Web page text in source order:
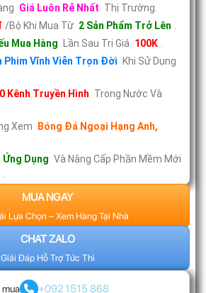
Giá Luôn Rẻ Nhất Thị Trường.
/Bộ Khi Mua Từ 2 Sản Phẩm Trở Lên
Mua Hàng Lần Sau Trị Giá 100K
Phim Vĩnh Viễn Trọn Đời
Khi Sử Dụng
Kênh Truyền Hình Trong Nước Và
Xem
Bóng Đá Ngoại Hạng Anh,
Dụng Và Nâng Cấp Phần Mềm Mới
MUA NGAY
Lựa Chọn – Xem Hàng Tại Nhà
CHAT ZALO
Giải Đáp Hỗ Trợ Tức Thì
mua +092 1515 868